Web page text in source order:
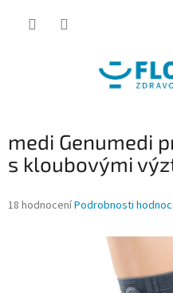
medi Genumedi
s kloubovými
Průměrné
18 hodnoceníPodrobnosti